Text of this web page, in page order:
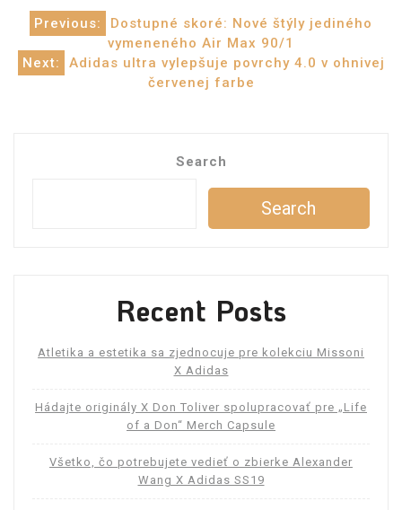
Post
navigation
Previous:
Dostupné skoré: Nové štýly jediného
vymeneného Air Max 90/1
Next:
Adidas ultra vylepšuje povrchy 4.0 v ohnivej
červenej farbe
Search
Search
Recent Posts
Atletika a estetika sa zjednocuje pre kolekciu Missoni
X Adidas
Hádajte originály X Don Toliver spolupracovať pre „Life
of a Don“ Merch Capsule
Všetko, čo potrebujete vedieť o zbierke Alexander
Wang X Adidas SS19